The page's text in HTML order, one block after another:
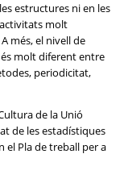
estructures ni en les
molt
més, el nivell de
molt diferent entre
periodicitat,
de la Unió
de les estadístiques
el Pla de treball per a